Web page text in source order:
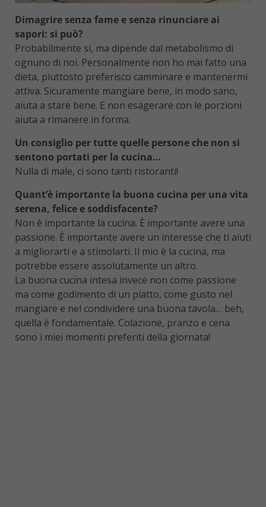
Dimagrire senza fame e senza rinunciare ai
sapori: si può?
Probabilmente si, ma dipende dal metabolismo di
ognuno di noi. Personalmente non ho mai fatto una
dieta, piuttosto preferisco camminare e mantenermi
attiva. Sicuramente mangiare bene, in modo sano,
aiuta a stare bene. E non esagerare con le porzioni
aiuta a rimanere in forma.
Un consiglio per tutte quelle persone che non si
sentono portati per la cucina…
Nulla di male, ci sono tanti ristoranti!
Quant’è importante la buona cucina per una vita
serena, felice e soddisfacente?
Non è importante la cucina. È importante avere una
passione. È importante avere un interesse che ti aiuti
a migliorarti e a stimolarti. Il mio è la cucina, ma
potrebbe essere assolutamente un altro.
La buona cucina intesa invece non come passione
ma come godimento di un piatto, come gusto nel
mangiare e nel condividere una buona tavola… beh,
quella è fondamentale. Colazione, pranzo e cena
sono i miei momenti preferiti della giornata!